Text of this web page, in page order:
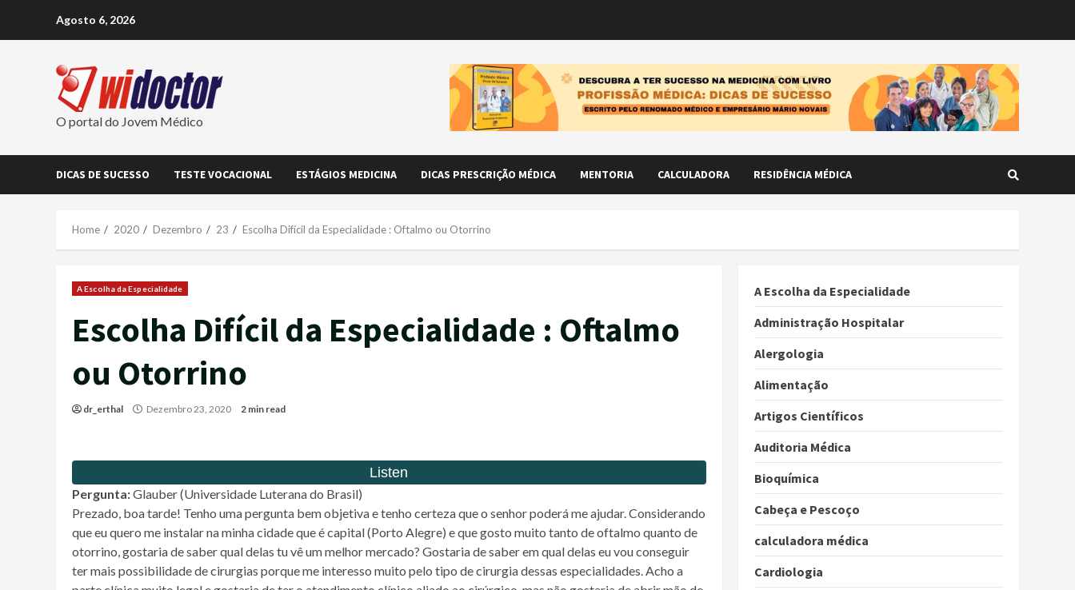
Agosto 6, 2026
O portal do Jovem Médico
DICAS DE SUCESSO TESTE VOCACIONAL ESTÁGIOS MEDICINA DICAS PRESCRIÇÃO MÉDICA MENTORIA CALCULADORA RESIDÊNCIA MÉDICA
Home 2020 Dezembro 23 Escolha Difícil da Especialidade : Oftalmo ou Otorrino
A Escolha da Especialidade
Escolha Difícil da Especialidade : Oftalmo
ou Otorrino
dr_erthal Dezembro 23, 2020 2 min read
Pergunta:Glauber (Universidade Luterana do Brasil)
Prezado, boa tarde! Tenho uma pergunta bem objetiva e tenho certeza que o senhor poderá me ajudar. Considerando
que eu quero me instalar na minha cidade que é capital (Porto Alegre) e que gosto muito tanto de oftalmo quanto de
otorrino, gostaria de saber qual delas tu vê um melhor mercado? Gostaria de saber em qual delas eu vou conseguir
ter mais possibilidade de cirurgias porque me interesso muito pelo tipo de cirurgia dessas especialidades. Acho a
A Escolha da Especialidade
Administração Hospitalar
Alergologia
Alimentação
Artigos Científicos
Auditoria Médica
Bioquímica
Cabeça e Pescoço
calculadora médica
Cardiologia